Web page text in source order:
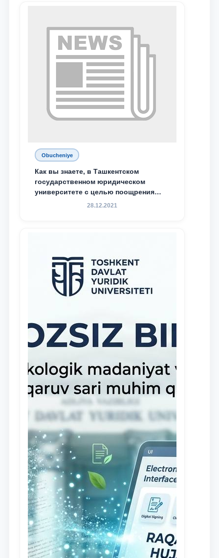
специальной стипендии имени
Хадичи Сулеймановой.
Obucheniye
Как вы знаете, в Ташкентском
государственном юридическом
университете с целью поощрения
талантливых, активных и
28.12.2021